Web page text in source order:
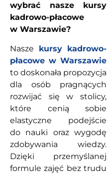
wybrać nasze kursy
kadrowo-płacowe
w Warszawie?
Nasze kursy kadrowo-
płacowe w Warszawie
to doskonała propozycja
dla osób pragnących
rozwijać się w stolicy,
które cenią sobie
elastyczne podejście
do nauki oraz wygodę
zdobywania wiedzy.
Dzięki przemyślanej
formule zajęć bez trudu